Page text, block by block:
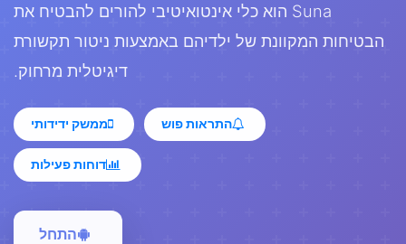
Suna הוא כלי אינטואיטיבי להורים להבטיח את
הבטיחות המקוונת של ילדיהם באמצעות ניטור תקשורת
דיגיטלית מרחוק.
התראות פוש ממשק ידידותי
דוחות פעילות
התחל